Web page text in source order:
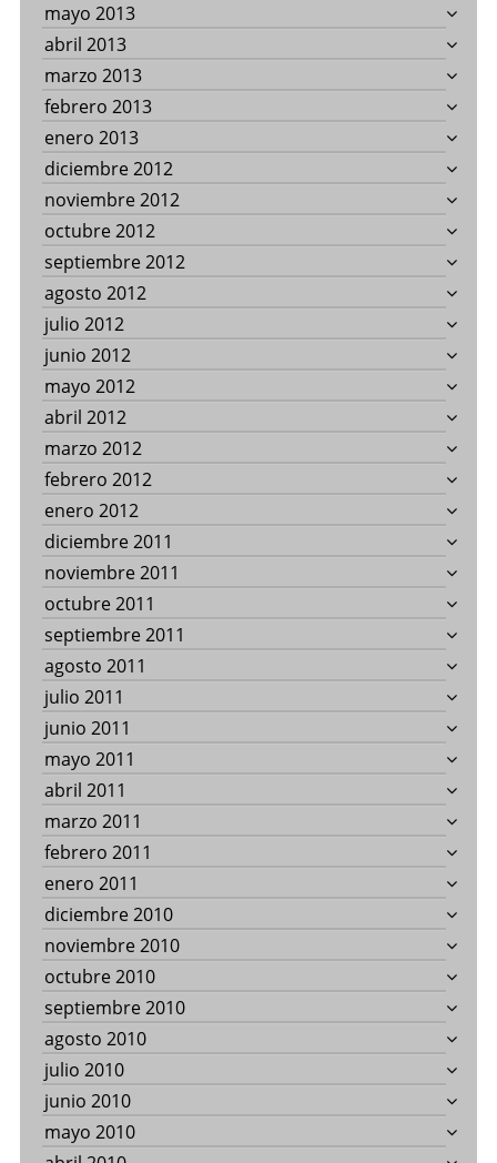
mayo 2013
abril 2013
marzo 2013
febrero 2013
enero 2013
diciembre 2012
noviembre 2012
octubre 2012
septiembre 2012
agosto 2012
julio 2012
junio 2012
mayo 2012
abril 2012
marzo 2012
febrero 2012
enero 2012
diciembre 2011
noviembre 2011
octubre 2011
septiembre 2011
agosto 2011
julio 2011
junio 2011
mayo 2011
abril 2011
marzo 2011
febrero 2011
enero 2011
diciembre 2010
noviembre 2010
octubre 2010
septiembre 2010
agosto 2010
julio 2010
junio 2010
mayo 2010